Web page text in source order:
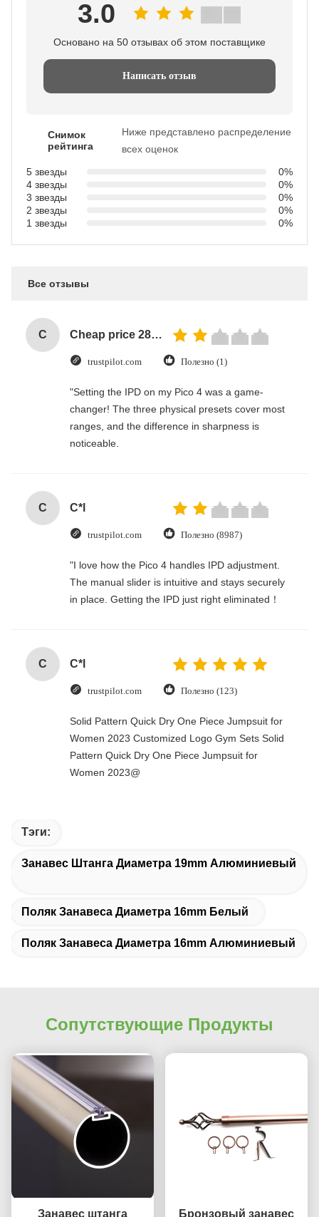
3.0
Основано на 50 отзывах об этом поставщике
Написать отзыв
Снимок
рейтинга
Ниже представлено распределение
всех оценок
5 звезды
0%
4 звезды
0%
3 звезды
0%
2 звезды
0%
1 звезды
0%
Все отзывы
C Cheap price 28mm Aluminium Curtain Rod 1.2mm thickness with plastic final
trustpilot.com Полезно (1)
"Setting the IPD on my Pico 4 was a game-
changer! The three physical presets cover most
ranges, and the difference in sharpness is
noticeable.
C C*l
trustpilot.com Полезно (8987)
"I love how the Pico 4 handles IPD adjustment.
The manual slider is intuitive and stays securely
in place. Getting the IPD just right eliminated！
C C*l
trustpilot.com Полезно (123)
Solid Pattern Quick Dry One Piece Jumpsuit for
Women 2023 Customized Logo Gym Sets Solid
Pattern Quick Dry One Piece Jumpsuit for
Women 2023@
Тэги:
Занавес Штанга Диаметра 19mm Алюминиевый
Поляк Занавеса Диаметра 16mm Белый
Поляк Занавеса Диаметра 16mm Алюминиевый
Сопутствующие Продукты
Занавес штанга
Бронзовый занавес